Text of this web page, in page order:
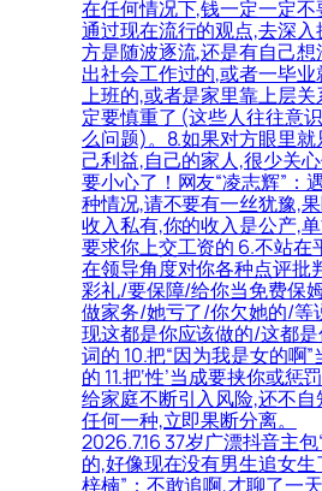
在任何情况下,钱一定一定
通过现在流行的观点,去深
方是随波逐流,还是有自己想
出社会工作过的,或者一毕
上班的,或者是家里靠上层
定要慎重了 (这些人往往意
么问题)。8.如果对方眼里就
己利益,自己的家人,很少关
要小心了！网友“凌志辉”：
种情况,请不要有一丝犹豫,
收入私有,你的收入是公产,
要求你上交工资的 6.不站在
在领导角度对你各种点评批
彩礼/要保障/给你当免费保
做家务/她亏了/你欠她的/等
现这都是你应该做的/这都
词的 10.把“因为我是女的啊
的 11.把‘性’当成要挟你或惩
给家庭不断引入风险,还不
任何一种,立即果断分离。
2026.7.16 37岁广漂抖音主
的,好像现在没有男生追女生
梓楠”：不敢追啊,才聊了一